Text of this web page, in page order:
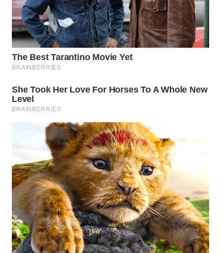
SUMEDANG
WN
CIANJUR
SERIBU
TANGERANG
BINJAI
WN
CIREBON
WN
INDRAMAYU